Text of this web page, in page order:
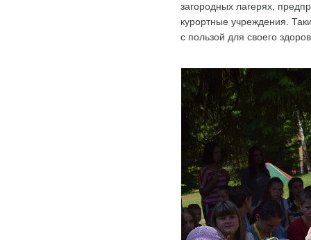
загородных лагерях,
курортные учреждения.
с пользой для своего